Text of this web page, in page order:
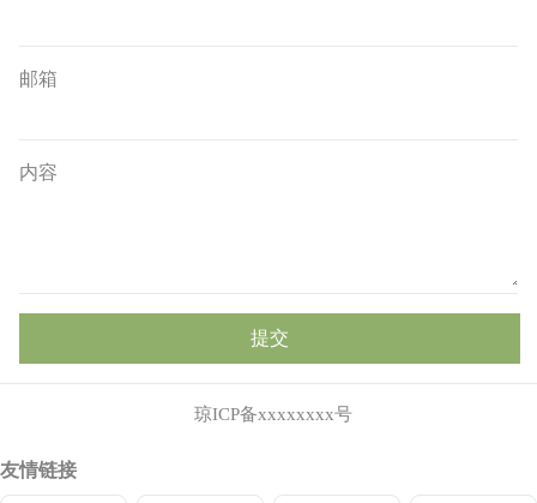
邮箱
内容
提交
琼ICP备xxxxxxxx号
友情链接